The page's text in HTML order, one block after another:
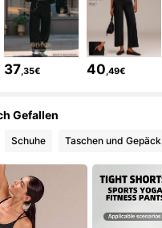
4,90 2.2M Follower
4,90 2.2M Follower
4,90 2.2M Follower
37,35€ 40,49€
Gefallen
Schuhe Taschen und Gepäck